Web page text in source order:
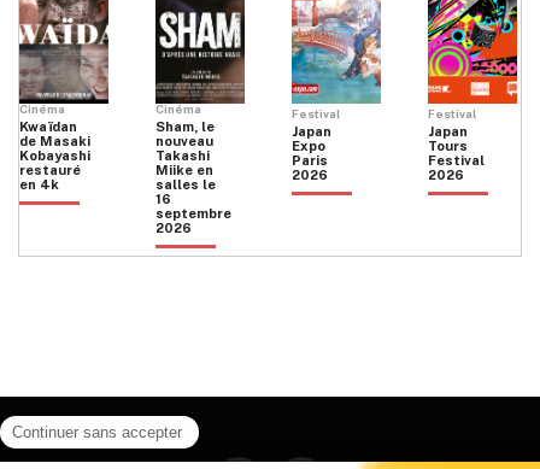
Cinéma
Kwaïdan
de Masaki
Kobayashi
restauré
en 4k
Cinéma
Sham, le
nouveau
Takashi
Miike en
salles le
16
septembre
2026
Festival
Japan
Expo
Paris
2026
Festival
Japan
Tours
Festival
2026